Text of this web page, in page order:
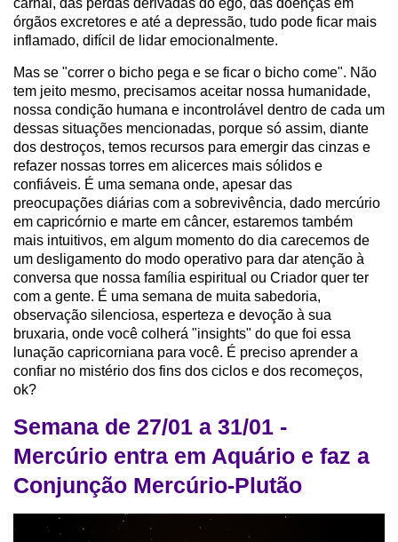
carnal, das perdas derivadas do ego, das doenças em
órgãos excretores e até a depressão, tudo pode ficar mais
inflamado, difícil de lidar emocionalmente.
Mas se "correr o bicho pega e se ficar o bicho come". Não
tem jeito mesmo, precisamos aceitar nossa humanidade,
nossa condição humana e incontrolável dentro de cada um
dessas situações mencionadas, porque só assim, diante
dos destroços, temos recursos para emergir das cinzas e
refazer nossas torres em alicerces mais sólidos e
confiáveis. É uma semana onde, apesar das
preocupações diárias com a sobrevivência, dado mercúrio
em capricórnio e marte em câncer, estaremos também
mais intuitivos, em algum momento do dia carecemos de
um desligamento do modo operativo para dar atenção à
conversa que nossa família espiritual ou Criador quer ter
com a gente. É uma semana de muita sabedoria,
observação silenciosa, esperteza e devoção à sua
bruxaria, onde você colherá "insights" do que foi essa
lunação capricorniana para você. É preciso aprender a
confiar no mistério dos fins dos ciclos e dos recomeços,
ok?
Semana de 27/01 a 31/01 -
Mercúrio entra em Aquário e faz a
Conjunção Mercúrio-Plutão